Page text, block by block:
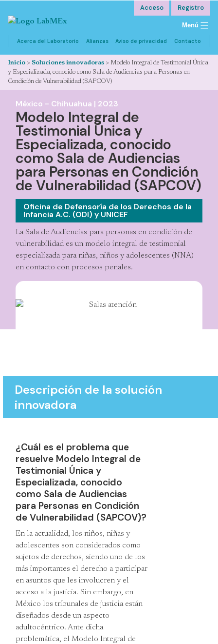
Acceso Registro
Menú
Acerca del Laboratorio Alianzas Aviso de privacidad Contacto
Resultados
Sitio web
Comentar
Inicio > Soluciones innovadoras > Modelo Integral de Testimonial Única
y Especializada, conocido como Sala de Audiencias para Personas en
Condición de Vulnerabilidad (SAPCOV)
México - Chihuahua | 2023
Modelo Integral de
Testimonial Única y
Especializada, conocido
como Sala de Audiencias
para Personas en Condición
de Vulnerabilidad (SAPCOV)
Oficina de Defensoría de los Derechos de la
Infancia A.C. (ODI) y UNICEF
La Sala de Audiencias para personas en condición de
vulnerabilidad es un modelo integral de testimonial
especializada para niñas, niños y adolescentes (NNA)
en contacto con procesos penales.
Descripción de la solución
innovadora
¿Cuál es el problema que
resuelve Modelo Integral de
Testimonial Única y
Especializada, conocido
como Sala de Audiencias
para Personas en Condición
de Vulnerabilidad (SAPCOV)?
En la actualidad, los niños, niñas y
adolescentes son considerados como
sujetos de derechos, siendo uno de los
más importantes el derecho a participar
en asuntos que les involucren y el
acceso a la justicia. Sin embargo, en
México los tribunales de justicia están
diseñados desde un aspecto
adultocéntrico. Ante dicha
problemática, el Modelo Integral de